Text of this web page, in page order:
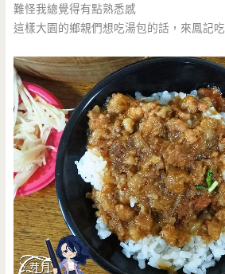
難怪我總覺得有點熟悉感
這樣大園的鄉親們想吃湯包的話，來鳳記